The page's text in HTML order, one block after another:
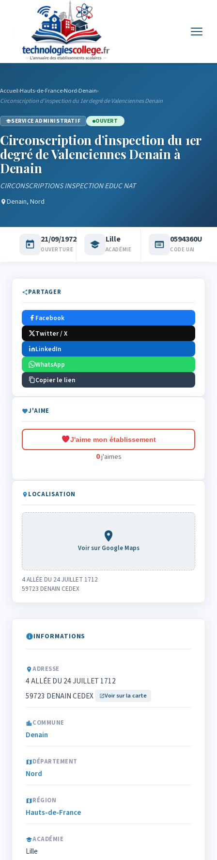
Accueil›Hauts-de-France›Nord›Denain›
Circonscription d’inspection du 1er degré de Valenciennes Denain
SERVICE ADMINISTRATIF OUVERT
Circonscription d’inspection du 1er
degré de Valenciennes Denain à
Denain
CIRCONSCRIPTIONS INSPECTION EDUC NAT
Denain, Nord
21/09/1972
OUVERTURE
Lille
ACADÉMIE
0594360U
CODE UAI
INFORMATIONS
ADRESSE
4 ALLÉE DU 24 JUILLET 1712
59723 DENAIN CEDEX
Voir sur la carte
COMMUNE
Denain
DÉPARTEMENT
Nord
RÉGION
Hauts-de-France
ACADÉMIE
Lille
PARTAGER
Facebook
Twitter / X
LinkedIn
WhatsApp
Copier le lien
J'AIME
J'aime mon établissement
0j'aimes
LOCALISATION
Voir sur Google Maps
4 ALLÉE DU 24 JUILLET 1712
59723 DENAIN CEDEX